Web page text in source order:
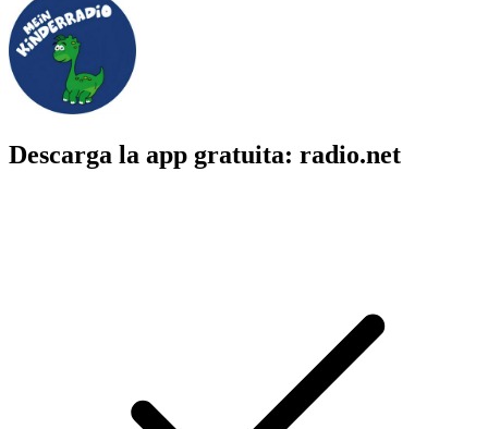
Descarga la app gratuita: radio.net